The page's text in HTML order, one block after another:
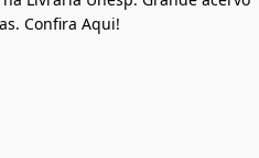
Confira Aqui!